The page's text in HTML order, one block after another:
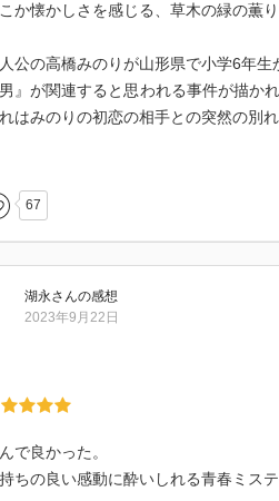
手足の長い少年』の姿がありました
くから みのり』と母の声がしたこ
次の日、『怜と名乗ったあの男の子
のりは、木の陰の向こうに怜の姿を
』、そして『向かい合う形で小柄な少
す。それを見て憤りが込み上げた み
乱暴な男の子と、友達だなんて』
を介抱します。『隼人は乱暴者なの
少女は犬飼雛子と名乗ります。そん
告げるのでした。場面は変わり、『
』の六年に迎え入れられ、雛子、怜
は『児童数自体が少なく、生活圏が限
くこの傲慢な少年』と、西野隼人の
ちが恐れている』もう一つの存在を
か懐かしさを感じる、草木の緑の薫
公の高橋みのりが山形県で小学6年
』が関連すると思われる事件が描か
はみのりの初恋の相手との突然の別
親がくも膜下出血で亡くなり、小学6
桜沢という集落に引っ越す。新たに
子の西野隼人とその友達でみのりの家
全て切り落とされるという事件が発
る。
を見せると言われ、隼人に連れ出さ
、残酷な行動を見せる隼人が向日葵
67
湖永さんの感想
2023年9月22日
で良かった。
ちの良い感動に酔いしれる青春ミステ